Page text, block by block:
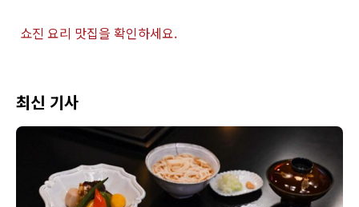
쇼진 요리 맛집을 확인하세요.
최신 기사